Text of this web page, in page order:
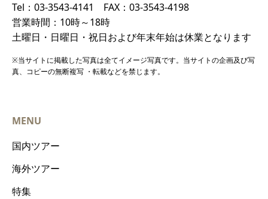
Tel：03-3543-4141 FAX：03-3543-4198
営業時間：10時～18時
土曜日・日曜日・祝日および年末年始は休業となります
※当サイトに掲載した写真は全てイメージ写真です。当サイトの企画及び写
真、コピーの無断複写 ・転載などを禁じます。
MENU
国内ツアー
海外ツアー
特集